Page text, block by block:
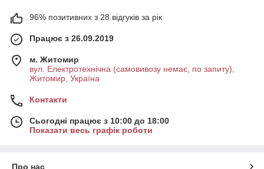
96% позитивних з 28 відгуків за рік
Працює з 26.09.2019
м. Житомир
вул. Електротехнічна (самовивозу немає, по запиту),
Житомир, Україна
Контакти
Сьогодні працює з 10:00 до 18:00
Показати весь графік роботи
Про нас